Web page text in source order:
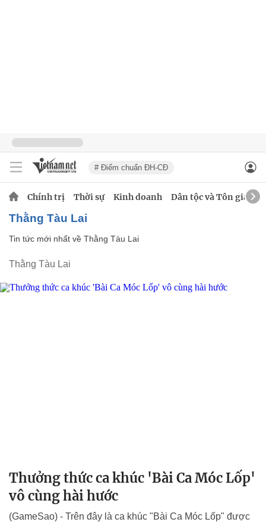
# Điểm chuẩn ĐH-CĐ
Chính trị Thời sự Kinh doanh Dân tộc và Tôn giáo
Thằng Tàu Lai
Tin tức mới nhất về Thằng Tàu Lai
Thằng Tàu Lai
Thưởng thức ca khúc 'Bài Ca Móc Lốp'
vô cùng hài hước
(GameSao) - Trên đây là ca khúc "Bài Ca Móc Lốp" được